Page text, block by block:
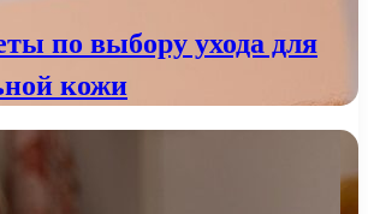
по выбору ухода для
кожи